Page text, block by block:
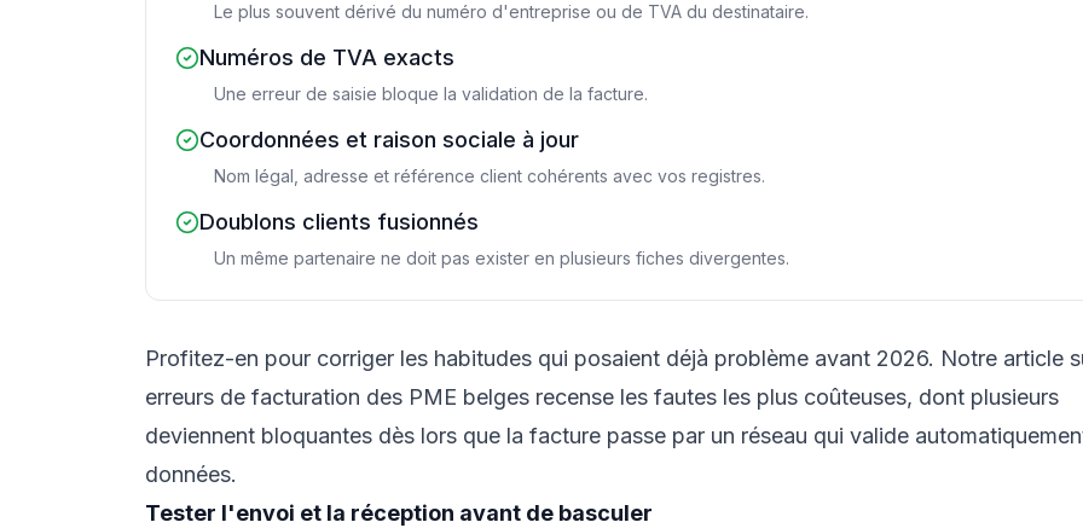
Le plus souvent dérivé du numéro d'entreprise ou de TVA du destinataire.
Numéros de TVA exacts
Une erreur de saisie bloque la validation de la facture.
Coordonnées et raison sociale à jour
Nom légal, adresse et référence client cohérents avec vos registres.
Doublons clients fusionnés
Un même partenaire ne doit pas exister en plusieurs fiches divergentes.
Profitez-en pour corriger les habitudes qui posaient déjà problème avant 2026. Notre article
erreurs de facturation des PME belges recense les fautes les plus coûteuses, dont plusieurs
deviennent bloquantes dès lors que la facture passe par un réseau qui valide
données.
Tester l'envoi et la réception avant de basculer